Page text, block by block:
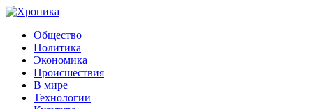
Общество
Политика
Экономика
Происшествия
В мире
Технологии